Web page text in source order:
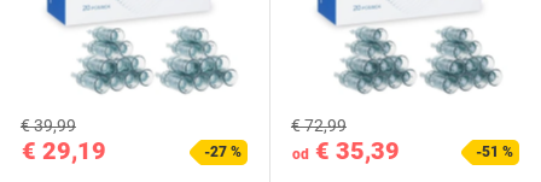
€ 29,19
€ 39,99
-27 % od € 35,39
€ 72,99
-51 %